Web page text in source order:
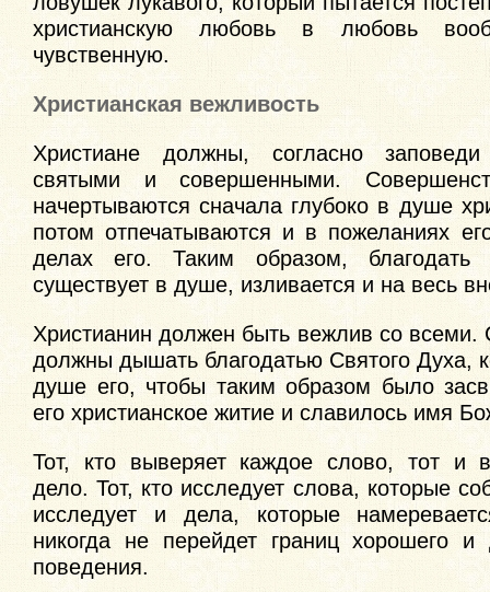
христианскую любовь в любовь
чувственную.
Христианская вежливость
Христиане должны, согласно
святыми и совершенными.
начертываются сначала глубоко в душе
потом отпечатываются и в пожеланиях
делах его. Таким образом, благодать
существует в душе, изливается и на весь
Христианин должен быть вежлив со всеми.
должны дышать благодатью Святого Духа,
душе его, чтобы таким образом было
его христианское житие и славилось имя
Тот, кто выверяет каждое слово, тот и
дело. Тот, кто исследует слова, которые
исследует и дела, которые
никогда не перейдет границ хорошего и
поведения.